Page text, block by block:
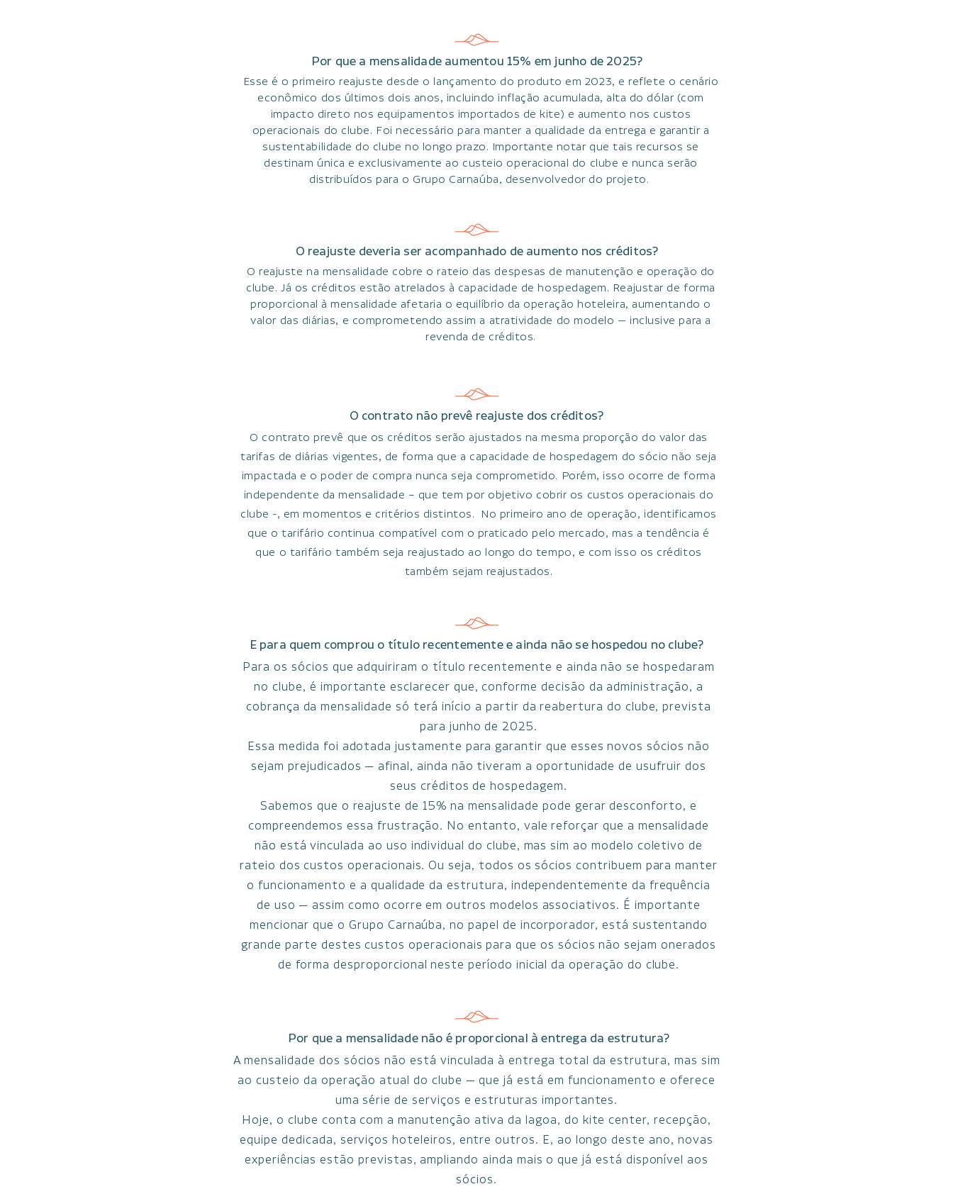
Por que a mensalidade aumentou 15% em junho de 2025?
Esse é o primeiro reajuste desde o lançamento do produto em 2023, e reflete o cenário
econômico dos últimos dois anos, incluindo inflação acumulada, alta do dólar (com
impacto direto nos equipamentos importados de kite) e aumento nos custos
operacionais do clube. Foi necessário para manter a qualidade da entrega e garantir a
sustentabilidade do clube no longo prazo. Importante notar que tais recursos se
destinam única e exclusivamente ao custeio operacional do clube e nunca serão
distribuídos para o Grupo Carnaúba, desenvolvedor do projeto.
O reajuste deveria ser acompanhado de aumento nos créditos?
O reajuste na mensalidade cobre o rateio das despesas de manutenção e operação do
clube. Já os créditos estão atrelados à capacidade de hospedagem. Reajustar de forma
proporcional à mensalidade afetaria o equilíbrio da operação hoteleira, aumentando o
valor das diárias, e comprometendo assim a atratividade do modelo — inclusive para a
revenda de créditos.
O contrato não prevê reajuste dos créditos?
O contrato prevê que os créditos serão ajustados na mesma proporção do valor das
tarifas de diárias vigentes, de forma que a capacidade de hospedagem do sócio não seja
impactada e o poder de compra nunca seja comprometido. Porém, isso ocorre de forma
independente da mensalidade – que tem por objetivo cobrir os custos operacionais do
clube -, em momentos e critérios distintos. No primeiro ano de operação, identificamos
que o tarifário continua compatível com o praticado pelo mercado, mas a tendência é
que o tarifário também seja reajustado ao longo do tempo, e com isso os créditos
também sejam reajustados.
E para quem comprou o título recentemente e ainda não se hospedou no clube?
Para os sócios que adquiriram o título recentemente e ainda não se hospedaram
no clube, é importante esclarecer que, conforme decisão da administração, a
cobrança da mensalidade só terá início a partir da reabertura do clube, prevista
para junho de 2025.
Essa medida foi adotada justamente para garantir que esses novos sócios não
sejam prejudicados — afinal, ainda não tiveram a oportunidade de usufruir dos
seus créditos de hospedagem.
Sabemos que o reajuste de 15% na mensalidade pode gerar desconforto, e
compreendemos essa frustração. No entanto, vale reforçar que a mensalidade
não está vinculada ao uso individual do clube, mas sim ao modelo coletivo de
rateio dos custos operacionais. Ou seja, todos os sócios contribuem para manter
o funcionamento e a qualidade da estrutura, independentemente da frequência
de uso — assim como ocorre em outros modelos associativos. É importante
mencionar que o Grupo Carnaúba, no papel de incorporador, está sustentando
grande parte destes custos operacionais para que os sócios não sejam onerados
de forma desproporcional neste período inicial da operação do clube.
Por que a mensalidade não é proporcional à entrega da estrutura?
A mensalidade dos sócios não está vinculada à entrega total da estrutura, mas sim
ao custeio da operação atual do clube — que já está em funcionamento e oferece
uma série de serviços e estruturas importantes.
Hoje, o clube conta com a manutenção ativa da lagoa, do kite center, recepção,
equipe dedicada, serviços hoteleiros, entre outros. E, ao longo deste ano, novas
experiências estão previstas, ampliando ainda mais o que já está disponível aos
sócios.